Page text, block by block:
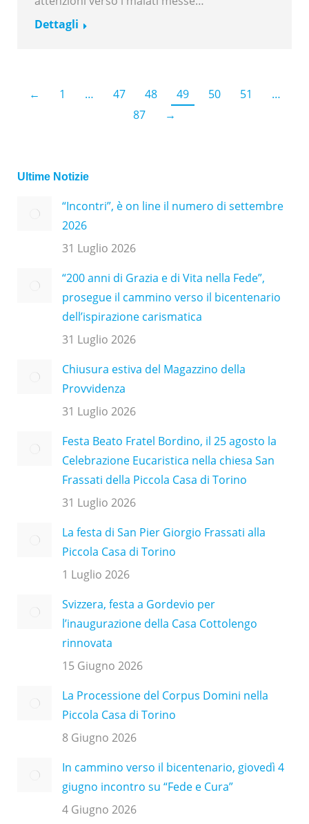
Dettagli
← 1 … 47 48 49 50 51
…
87
→
Ultime Notizie
“Incontri”, è on line il numero di settembre
2026
31 Luglio 2026
“200 anni di Grazia e di Vita nella Fede”,
prosegue il cammino verso il bicentenario
dell’ispirazione carismatica
31 Luglio 2026
Chiusura estiva del Magazzino della
Provvidenza
31 Luglio 2026
Festa Beato Fratel Bordino, il 25 agosto la
Celebrazione Eucaristica nella chiesa San
Frassati della Piccola Casa di Torino
31 Luglio 2026
La festa di San Pier Giorgio Frassati alla
Piccola Casa di Torino
1 Luglio 2026
Svizzera, festa a Gordevio per
l’inaugurazione della Casa Cottolengo
rinnovata
15 Giugno 2026
La Processione del Corpus Domini nella
Piccola Casa di Torino
8 Giugno 2026
In cammino verso il bicentenario, giovedì 4
giugno incontro su “Fede e Cura”
4 Giugno 2026